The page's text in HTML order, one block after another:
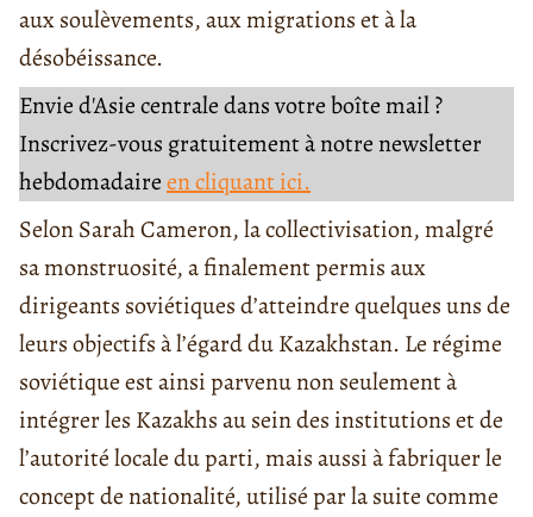
aux soulèvements, aux migrations et à la
désobéissance.
Envie d'Asie centrale dans votre boîte mail ?
Inscrivez-vous gratuitement à notre newsletter
hebdomadaireen cliquant ici.
Selon Sarah Cameron, la collectivisation, malgré
sa monstruosité, a finalement permis aux
dirigeants soviétiques d’atteindre quelques uns de
leurs objectifs à l’égard du Kazakhstan. Le régime
soviétique est ainsi parvenu non seulement à
intégrer les Kazakhs au sein des institutions et de
l’autorité locale du parti, mais aussi à fabriquer le
concept de nationalité, utilisé par la suite comme